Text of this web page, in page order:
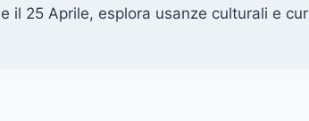
il 25 Aprile, esplora usanze culturali e